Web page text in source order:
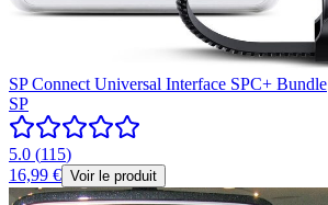
SP Connect Universal Interface SPC+ Bundle
SP
5.0 (115)
16,99 € Voir le produit